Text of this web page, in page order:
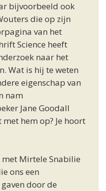
bijvoorbeeld ook
die op zijn
van het
Science heeft
naar het
Wat is hij te weten
eigenschap van
nam
Jane Goodall
hem op? Je hoort
met Mirtele Snabilie
ons een
door de